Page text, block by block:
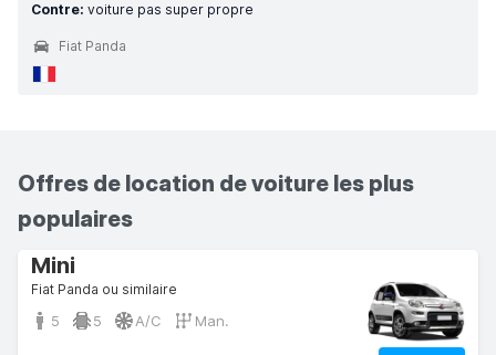
Contre: voiture pas super propre
Fiat Panda
Offres de location de voiture les plus
populaires
Mini
Fiat Panda ou similaire
5 5 A/C Man.